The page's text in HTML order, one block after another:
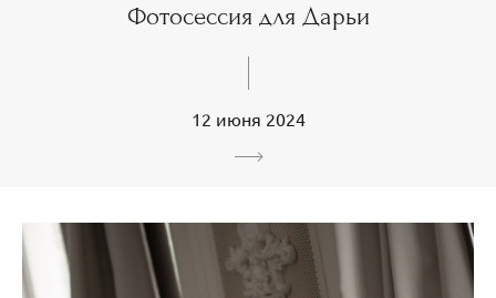
Фотосессия для Дарьи
12 июня 2024